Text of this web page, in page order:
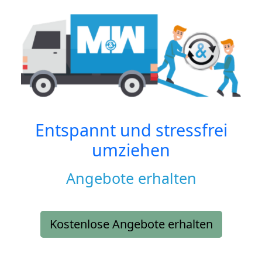
Entspannt und stressfrei
umziehen
Angebote erhalten
Kostenlose Angebote erhalten